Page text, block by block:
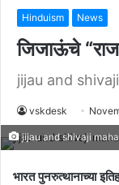
Hinduism News
जिजाऊंचे
jijau and
vskdesk
jijau and shivaji
भारत पुनरुत्थानाच्या